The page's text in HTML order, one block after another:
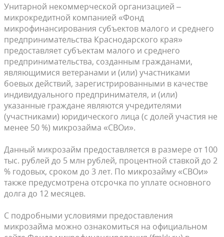
Унитарной некоммерческой организацией –
микрокредитной компанией «Фонд
микрофинансирования субъектов малого и среднего
предпринимательства Краснодарского края»
предоставляет субъектам малого и среднего
предпринимательства, созданным гражданами,
являющимися ветеранами и (или) участниками
боевых действий, зарегистрированными в качестве
индивидуального предпринимателя, и (или)
указанные граждане являются учредителями
(участниками) юридического лица (с долей участия не
менее 50 %) микрозайма «СВОи».
Данный микрозайм предоставляется в размере от 100
тыс. рублей до 5 млн рублей, процентной ставкой до 2
% годовых, сроком до 3 лет. По микрозайму «СВОи»
также предусмотрена отсрочка по уплате основного
долга до 12 месяцев.
С подробными условиями предоставления
микрозайма можно ознакомиться на официальном